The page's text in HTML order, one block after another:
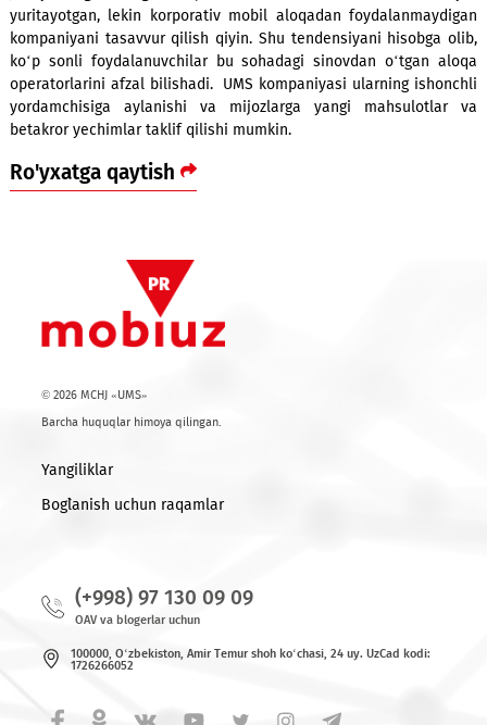
oshirish maqsadida UMS yangi xizmat – “Foydali bitim”
ishlab chiqdi. Ushbu xizmatga ulanish vaqtida korporativ
tarif rejasi 20% gacha chegirma bilan beriladi. Shu bilan
korporativ mijozimiz 10 tadan ko‘p raqamga ulangan
o‘z xodimlari sodiqligini oshirish uchun jismoniy
mo‘ljallangan tarif rejalarini 20% lik chegirma bilan
imkoniyati beriladi. Shu tariqa korporativ mijozimiz
barcha oila a’zolari ham arzon aloqa bilan ta’minlanadi.
yuritayotgan, lekin korporativ mobil aloqadan
kompaniyani tasavvur qilish qiyin. Shu tendensiyani
ko‘p sonli foydalanuvchilar bu sohadagi sinovdan o‘tgan
operatorlarini afzal bilishadi. UMS kompaniyasi ularning
betakror yechimlar taklif qilishi mumkin.
Ro'yxatga qaytish
Barcha huquqlar himoya qilingan.